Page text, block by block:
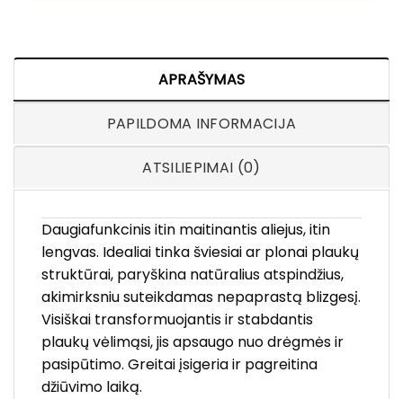
APRAŠYMAS
PAPILDOMA INFORMACIJA
ATSILIEPIMAI (0)
Daugiafunkcinis itin maitinantis aliejus, itin
lengvas. Idealiai tinka šviesiai ar plonai plaukų
struktūrai, paryškina natūralius atspindžius,
akimirksniu suteikdamas nepaprastą blizgesį.
Visiškai transformuojantis ir stabdantis
plaukų vėlimąsi, jis apsaugo nuo drėgmės ir
pasipūtimo. Greitai įsigeria ir pagreitina
džiūvimo laiką.